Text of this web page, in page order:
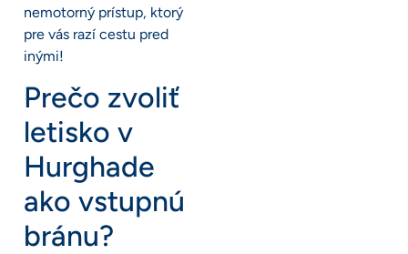
nemotorný prístup, ktorý
pre vás razí cestu pred
inými!
Prečo zvoliť
letisko v
Hurghade
ako vstupnú
bránu?